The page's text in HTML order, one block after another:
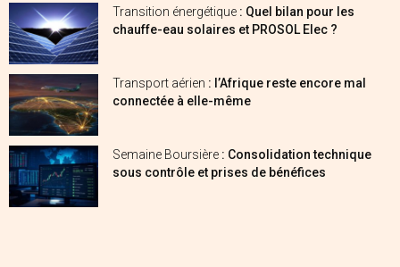
Transition énergétique : Quel bilan pour les
chauffe-eau solaires et PROSOL Elec ?
Transport aérien : l’Afrique reste encore mal
connectée à elle-même
Semaine Boursière : Consolidation technique
sous contrôle et prises de bénéfices